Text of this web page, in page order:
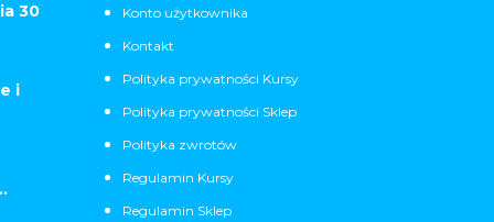
30
i
Konto użytkownika
Kontakt
Polityka prywatności Kursy
Polityka prywatności Sklep
Polityka zwrotów
Regulamin Kursy
Regulamin Sklep